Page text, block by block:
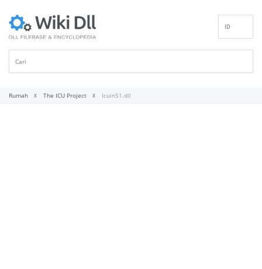
ID
Rumah The ICU Project Icuin51.dll